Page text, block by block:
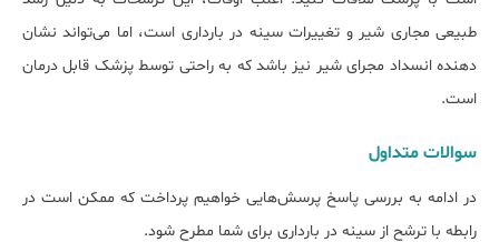
طبیعی مجاری شیر و تغییرات سینه در بارداری است، اما می‌تواند نشان
دهنده انسداد مجرای شیر نیز باشد که به راحتی توسط پزشک قابل درمان
است.
سوالات متداول
در ادامه به بررسی پاسخ پرسش‌هایی خواهیم پرداخت که ممکن است در
رابطه با ترشح از سینه در بارداری برای شما مطرح شود.